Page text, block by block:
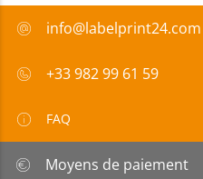
info@labelprint24.com
+33 982 99 61 59
FAQ
Moyens de paiement